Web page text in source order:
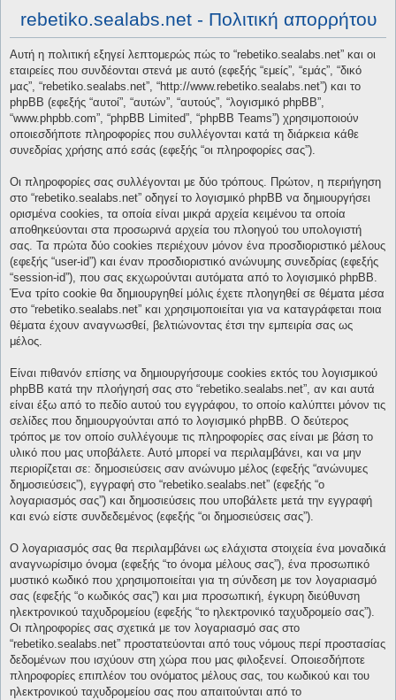
rebetiko.sealabs.net - Πολιτική απορρήτου
Αυτή η πολιτική εξηγεί λεπτομερώς πώς το “rebetiko.sealabs.net” και οι
εταιρείες που συνδέονται στενά με αυτό (εφεξής “εμείς”, “εμάς”, “δικό
μας”, “rebetiko.sealabs.net”, “http://www.rebetiko.sealabs.net”) και το
phpBB (εφεξής “αυτοί”, “αυτών”, “αυτούς”, “λογισμικό phpBB”,
“www.phpbb.com”, “phpBB Limited”, “phpBB Teams”) χρησιμοποιούν
οποιεσδήποτε πληροφορίες που συλλέγονται κατά τη διάρκεια κάθε
συνεδρίας χρήσης από εσάς (εφεξής “οι πληροφορίες σας”).
Οι πληροφορίες σας συλλέγονται με δύο τρόπους. Πρώτον, η περιήγηση
στο “rebetiko.sealabs.net” οδηγεί το λογισμικό phpBB να δημιουργήσει
ορισμένα cookies, τα οποία είναι μικρά αρχεία κειμένου τα οποία
αποθηκεύονται στα προσωρινά αρχεία του πλοηγού του υπολογιστή
σας. Τα πρώτα δύο cookies περιέχουν μόνον ένα προσδιοριστικό μέλους
(εφεξής “user-id”) και έναν προσδιοριστικό ανώνυμης συνεδρίας (εφεξής
“session-id”), που σας εκχωρούνται αυτόματα από το λογισμικό phpBB.
Ένα τρίτο cookie θα δημιουργηθεί μόλις έχετε πλοηγηθεί σε θέματα μέσα
στο “rebetiko.sealabs.net” και χρησιμοποιείται για να καταγράφεται ποια
θέματα έχουν αναγνωσθεί, βελτιώνοντας έτσι την εμπειρία σας ως
μέλος.
Είναι πιθανόν επίσης να δημιουργήσουμε cookies εκτός του λογισμικού
phpBB κατά την πλοήγησή σας στο “rebetiko.sealabs.net”, αν και αυτά
είναι έξω από το πεδίο αυτού του εγγράφου, το οποίο καλύπτει μόνον τις
σελίδες που δημιουργούνται από το λογισμικό phpBB. Ο δεύτερος
τρόπος με τον οποίο συλλέγουμε τις πληροφορίες σας είναι με βάση το
υλικό που μας υποβάλετε. Αυτό μπορεί να περιλαμβάνει, και να μην
περιορίζεται σε: δημοσιεύσεις σαν ανώνυμο μέλος (εφεξής “ανώνυμες
δημοσιεύσεις”), εγγραφή στο “rebetiko.sealabs.net” (εφεξής “ο
λογαριασμός σας”) και δημοσιεύσεις που υποβάλετε μετά την εγγραφή
και ενώ είστε συνδεδεμένος (εφεξής “οι δημοσιεύσεις σας”).
Ο λογαριασμός σας θα περιλαμβάνει ως ελάχιστα στοιχεία ένα μοναδικά
αναγνωρίσιμο όνομα (εφεξής “το όνομα μέλους σας”), ένα προσωπικό
μυστικό κωδικό που χρησιμοποιείται για τη σύνδεση με τον λογαριασμό
σας (εφεξής “ο κωδικός σας”) και μια προσωπική, έγκυρη διεύθυνση
ηλεκτρονικού ταχυδρομείου (εφεξής “το ηλεκτρονικό ταχυδρομείο σας”).
Οι πληροφορίες σας σχετικά με τον λογαριασμό σας στο
“rebetiko.sealabs.net” προστατεύονται από τους νόμους περί προστασίας
δεδομένων που ισχύουν στη χώρα που μας φιλοξενεί. Οποιεσδήποτε
πληροφορίες επιπλέον του ονόματος μέλους σας, του κωδικού και του
ηλεκτρονικού ταχυδρομείου σας που απαιτούνται από το